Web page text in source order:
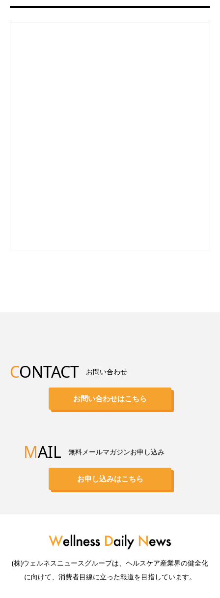
CONTACT お問い合わせ
お問い合わせはこちら
MAIL 無料メールマガジンお申し込み
お申し込みはこちら
(株)ウェルネスニュースグループは、ヘルスケア産業界の健全化
に向けて、消費者目線に立った報道を目指しています。